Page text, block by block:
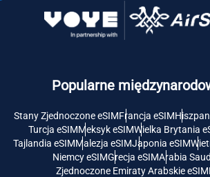
Popularne
Stany Zjednoczone eSIMFrancja eSIM
Turcja eSIMMeksyk eSIMWielka Brytania
Tajlandia eSIMMalezja eSIMJaponia eSIM
Niemcy eSIMGrecja eSIMArabia
Zjednoczone Emiraty Arabskie eSIM